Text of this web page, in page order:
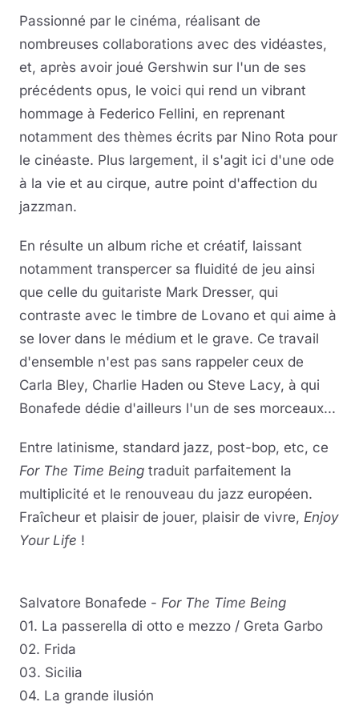
Passionné par le cinéma, réalisant de
nombreuses collaborations avec des vidéastes,
et, après avoir joué Gershwin sur l'un de ses
précédents opus, le voici qui rend un vibrant
hommage à Federico Fellini, en reprenant
notamment des thèmes écrits par Nino Rota pour
le cinéaste. Plus largement, il s'agit ici d'une ode
à la vie et au cirque, autre point d'affection du
jazzman.
En résulte un album riche et créatif, laissant
notamment transpercer sa fluidité de jeu ainsi
que celle du guitariste Mark Dresser, qui
contraste avec le timbre de Lovano et qui aime à
se lover dans le médium et le grave. Ce travail
d'ensemble n'est pas sans rappeler ceux de
Carla Bley, Charlie Haden ou Steve Lacy, à qui
Bonafede dédie d'ailleurs l'un de ses morceaux...
Entre latinisme, standard jazz, post-bop, etc, ce
For The Time Being traduit parfaitement la
multiplicité et le renouveau du jazz européen.
Fraîcheur et plaisir de jouer, plaisir de vivre, Enjoy
Your Life !
Salvatore Bonafede - For The Time Being
01. La passerella di otto e mezzo / Greta Garbo
02. Frida
03. Sicilia
04. La grande ilusión